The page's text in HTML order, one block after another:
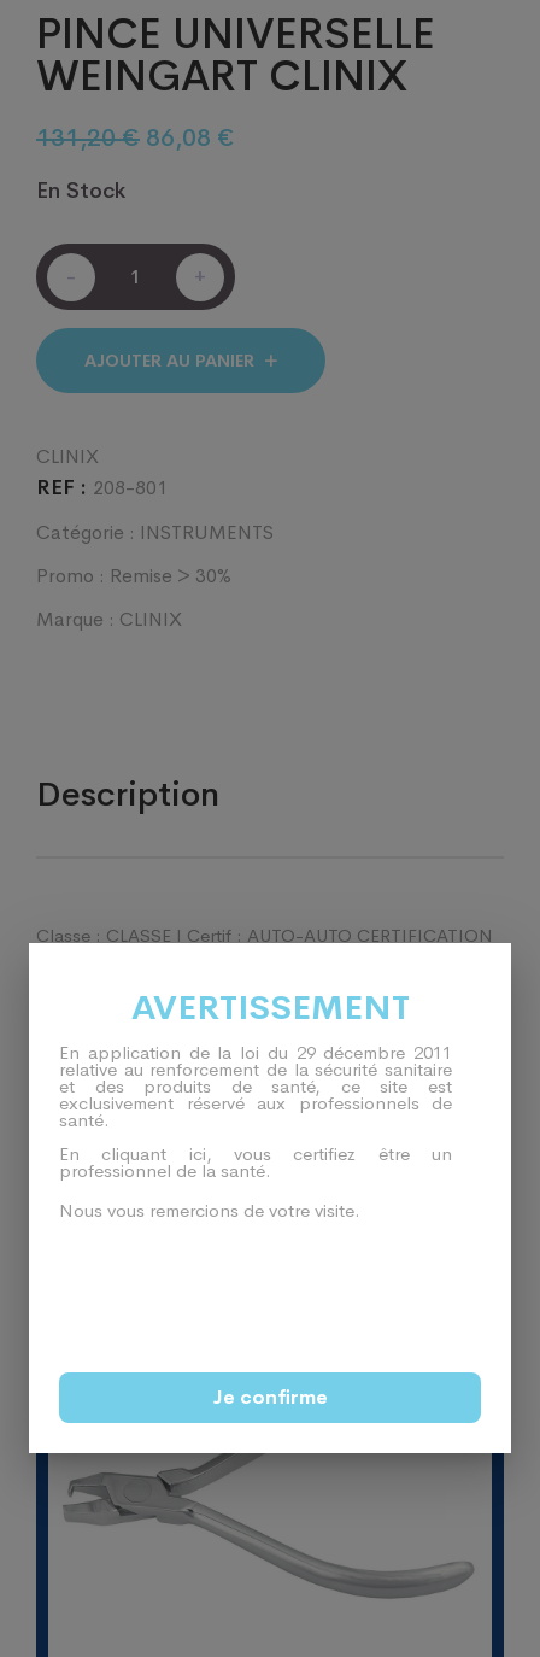
PINCE UNIVERSELLE
WEINGART CLINIX
131,20€ Le
était :
131,20 €.
86,08 €
86,08 €.
En Stock
PINCE
UNIVERSELLE
WEINGART
CLINIX
quantité
- +
AJOUTER AU PANIER
CLINIX
REF : 208-801
Catégorie : INSTRUMENTS
Promo : Remise > 30%
Marque : CLINIX
Description
Classe : CLASSE I Certif : AUTO-AUTO CERTIFICATION
Produits En Relation
AVERTISSEMENT
En application de la loi du 29 décembre 2011
relative au renforcement de la sécurité sanitaire
et des produits de santé, ce site est
exclusivement réservé aux professionnels de
santé.
En cliquant ici, vous certifiez être un
professionnel de la santé.
Nous vous remercions de votre visite.
Je confirme